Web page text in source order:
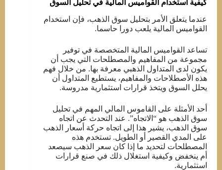
كيفية استخدام القواميس المالية في تحليل السوق
عندما يتعلق الأمر بتحليل سوق الذهب، فإن استخدام
القواميس المالية يلعب دورا حاسما.
تساعد القواميس المالية المتخصصة في توفير
مجموعة من المفاهيم والمصطلحات التي يجب أن
يكون لدى المتداول الذهبي معرفة بها. من خلال فهم
هذه الأصطلاحات والمفاهيم، يستطيع المتداول أن
يحلل السوق ويتخذ قرارات استثمارية مدروسة.
أحد الأمثلة على القاموس المالي المهم في تحليل
سوق الذهب هو “الاتجاه”. عند التحدث عن اتجاه
سوق الذهب، يشير هذا إلى اتجاه حركة أسعار الذهب
على المدي القصير أو الطويل. تستخدم هذه
المصطلحات لتحديد ما إذا كان سعر الذهب سيصعد
أم ينخفض وكيفية استغلال ذلك في صنع قرارات
استثمارية.